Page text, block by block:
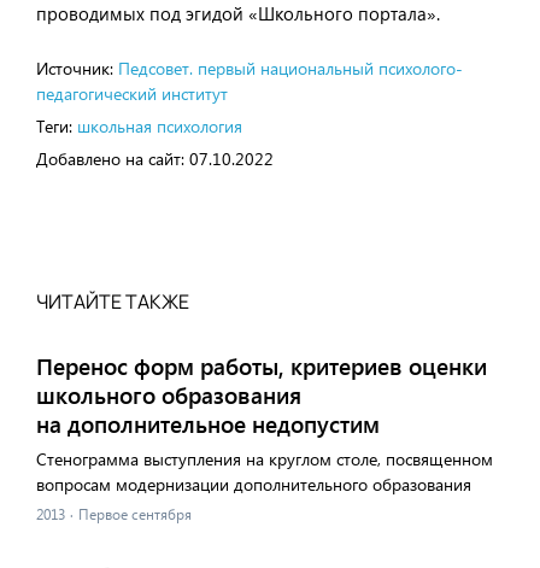
проводимых под эгидой «Школьного портала».
Источник: Педсовет. первый национальный психолого-
педагогический институт
Теги: школьная психология
Добавлено на сайт: 07.10.2022
ЧИТАЙТЕ ТАКЖЕ
Перенос форм работы, критериев оценки
школьного образования
на дополнительное недопустим
Стенограмма выступления на круглом столе, посвященном
вопросам модернизации дополнительного образования
2013 · Первое сентября